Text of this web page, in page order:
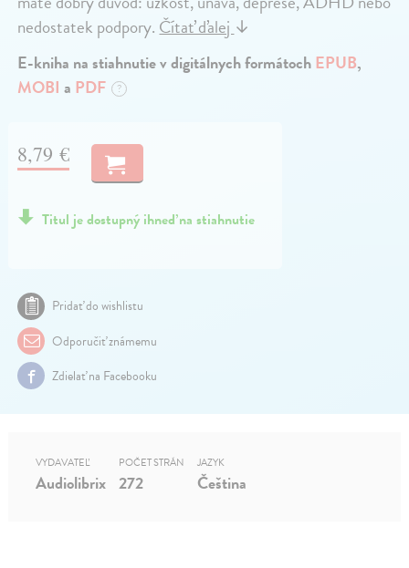
nedostatek podpory.Čítať ďalej↓
E-kniha na stiahnutie v digitálnych formátochEPUB,
MOBI a PDF ?
8,79 €
Titul je dostupný ihneď na stiahnutie
Pridať do wishlistu
Odporučiť známemu
Zdielať na Facebooku
VYDAVATEĽ
Audiolibrix
POČET STRÁN
272
JAZYK
Čeština